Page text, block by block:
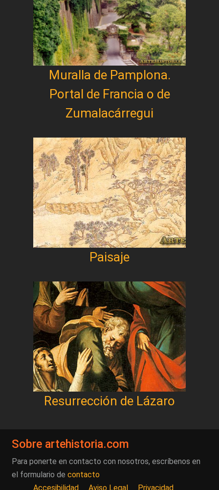
Muralla de Pamplona.
Portal de Francia o de
Zumalacárregui
Paisaje
Resurrección de Lázaro
Sobre artehistoria.com
Para ponerte en contacto con nosotros, escríbenos en
el formulario de contacto
Accesibilidad
Aviso Legal Privacidad